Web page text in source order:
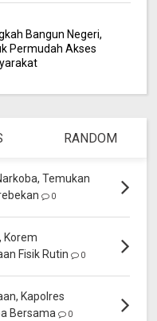
Bangun Negeri,
Permudah Akses
RANDOM
Temukan
0
Korem
Fisik Rutin
0
Kapolres
Bersama
0